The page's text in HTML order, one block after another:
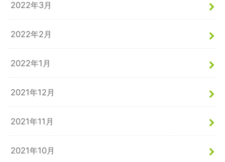
2022年3月
2022年2月
2022年1月
2021年12月
2021年11月
2021年10月